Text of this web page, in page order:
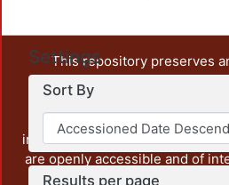
Settings
Sort By
Results per page
This repository preserves
unrestricted open access, the
output of UAM Azcapotzalco.
administrative and graphic
institution, as well as content
are openly accessible and of